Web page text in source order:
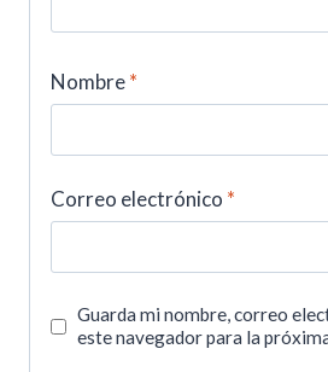
Nombre*
Correo electrónico *
Guarda mi nombre, correo
este navegador para la